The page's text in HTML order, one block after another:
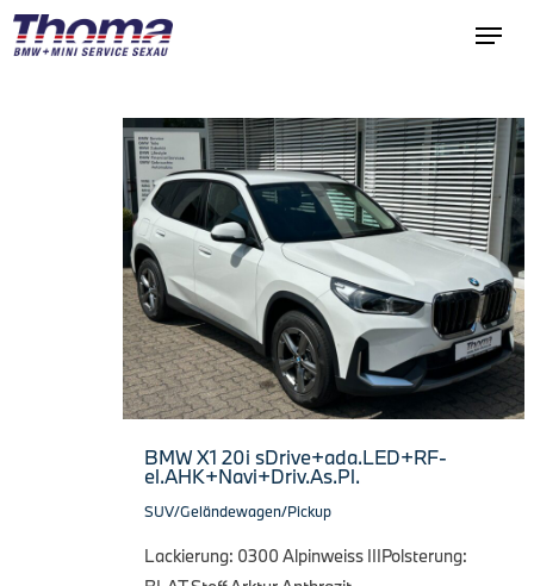
BMW X1 20i sDrive+ada.LED+RF-
el.AHK+Navi+Driv.As.Pl.
SUV/Geländewagen/Pickup
Lackierung: 0300 Alpinweiss IIIPolsterung: